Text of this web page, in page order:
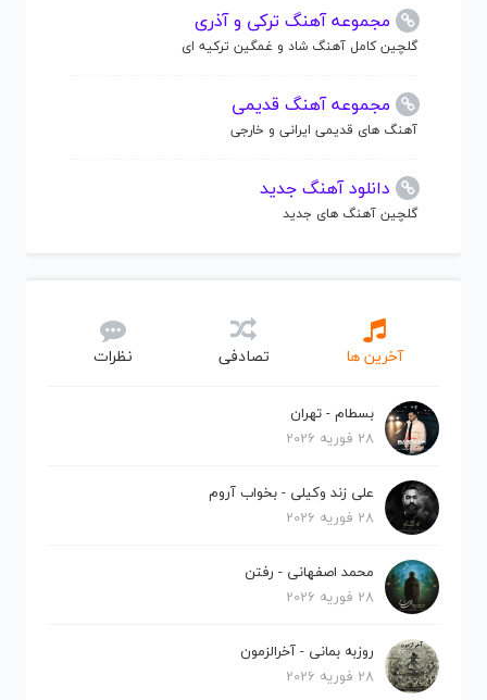
مجموعه آهنگ ترکی و آذری
گلچین کامل آهنگ شاد و غمگین ترکیه ای
مجموعه آهنگ قدیمی
آهنگ های قدیمی ایرانی و خارجی
دانلود آهنگ جدید
گلچین آهنگ های جدید
آخرین ها تصادفی نظرات
بسطام - تهران
28 فوریه 2026
علی زند وکیلی - بخواب آروم
28 فوریه 2026
محمد اصفهانی - رفتن
28 فوریه 2026
روزبه بمانی - آخرالزمون
28 فوریه 2026